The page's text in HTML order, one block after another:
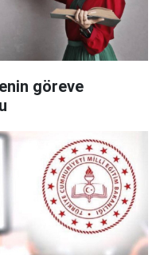
göreve